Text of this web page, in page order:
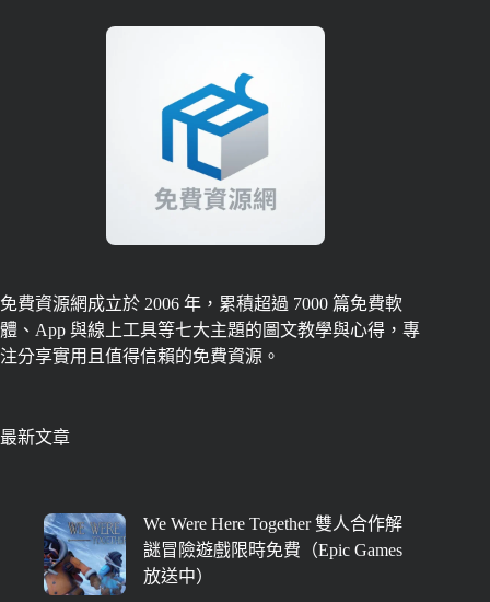
免費資源網成立於 2006 年，累積超過 7000 篇免費軟
體、App 與線上工具等七大主題的圖文教學與心得，專
注分享實用且值得信賴的免費資源。
最新文章
We Were Here Together 雙人合作解
謎冒險遊戲限時免費（Epic Games
放送中）